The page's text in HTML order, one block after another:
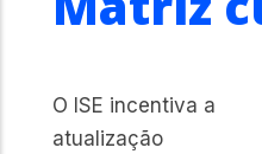
O ISE incentiva a
atualização